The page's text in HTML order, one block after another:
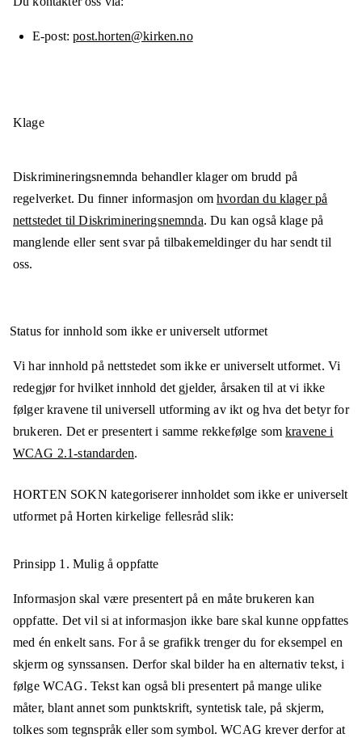
E-post post.horten@kirken.no
Klage
Diskrimineringsnemnda behandler klager om brudd på
regelverket. Du finner informasjon omhvordan du klager på
nettstedet til Diskrimineringsnemnda. Du kan også klage på
manglende eller sent svar på tilbakemeldinger du har sendt til
oss.
Status for innhold som ikke er universelt utformet
Vi har innhold på nettstedet som ikke er universelt utformet. Vi
redegjør for hvilket innhold det gjelder, årsaken til at vi ikke
følger kravene til universell utforming av ikt og hva det betyr for
brukeren. Det er presentert i samme rekkefølge somkravene i
WCAG 2.1-standarden.
HORTEN SOKN kategoriserer innholdet som ikke er universelt
utformet på Horten kirkelige fellesråd slik:
Prinsipp 1. Mulig å oppfatte
Informasjon skal være presentert på en måte brukeren kan
oppfatte. Det vil si at informasjon ikke bare skal kunne oppfattes
med én enkelt sans. For å se grafikk trenger du for eksempel en
skjerm og synssansen. Derfor skal bilder ha en alternativ tekst, i
følge WCAG. Tekst kan også bli presentert på mange ulike
måter, blant annet som punktskrift, syntetisk tale, på skjerm,
tolkes som tegnspråk eller som symbol. WCAG krever derfor at